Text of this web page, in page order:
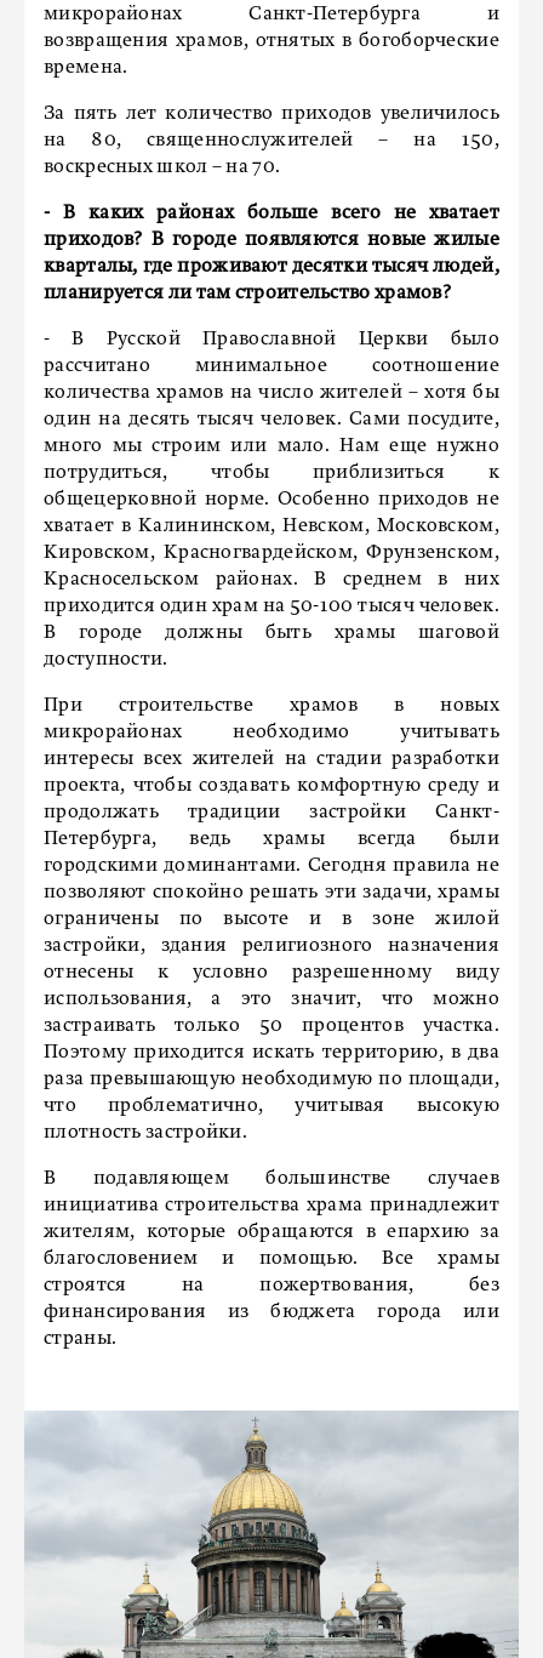
микрорайонах Санкт-Петербурга и
возвращения храмов, отнятых в богоборческие
времена.
За пять лет количество приходов увеличилось
на 80, священнослужителей – на 150,
воскресных школ – на 70.
- В каких районах больше всего не хватает
приходов? В городе появляются новые жилые
кварталы, где проживают десятки тысяч людей,
планируется ли там строительство храмов?
- В Русской Православной Церкви было
рассчитано минимальное соотношение
количества храмов на число жителей – хотя бы
один на десять тысяч человек. Сами посудите,
много мы строим или мало. Нам еще нужно
потрудиться, чтобы приблизиться к
общецерковной норме. Особенно приходов не
хватает в Калининском, Невском, Московском,
Кировском, Красногвардейском, Фрунзенском,
Красносельском районах. В среднем в них
приходится один храм на 50-100 тысяч человек.
В городе должны быть храмы шаговой
доступности.
При строительстве храмов в новых
микрорайонах необходимо учитывать
интересы всех жителей на стадии разработки
проекта, чтобы создавать комфортную среду и
продолжать традиции застройки Санкт-
Петербурга, ведь храмы всегда были
городскими доминантами. Сегодня правила не
позволяют спокойно решать эти задачи, храмы
ограничены по высоте и в зоне жилой
застройки, здания религиозного назначения
отнесены к условно разрешенному виду
использования, а это значит, что можно
застраивать только 50 процентов участка.
Поэтому приходится искать территорию, в два
раза превышающую необходимую по площади,
что проблематично, учитывая высокую
плотность застройки.
В подавляющем большинстве случаев
инициатива строительства храма принадлежит
жителям, которые обращаются в епархию за
благословением и помощью. Все храмы
строятся на пожертвования, без
финансирования из бюджета города или
страны.